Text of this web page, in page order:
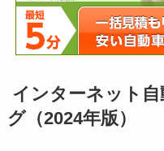
インターネット
グ（2024年版）